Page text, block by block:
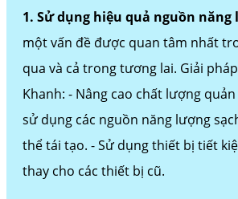
1. Sử dụng hiệu quả nguồn năng
một vấn đề được quan tâm nhất
qua và cả trong tương lai. Giải
Khanh: - Nâng cao chất lượng
sử dụng các nguồn năng lượng
thể tái tạo. - Sử dụng thiết bị tiết
thay cho các thiết bị cũ.